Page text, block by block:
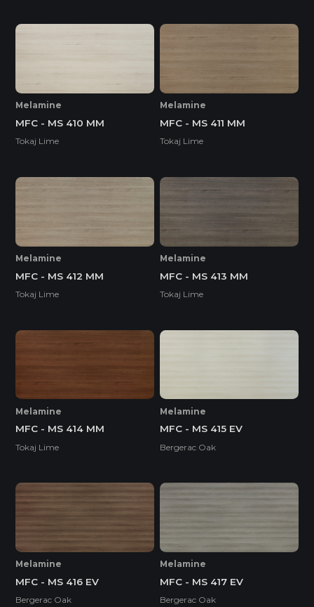
Melamine
MFC - MS 410 MM
Tokaj Lime
Melamine
MFC - MS 411 MM
Tokaj Lime
Melamine
MFC - MS 412 MM
Tokaj Lime
Melamine
MFC - MS 413 MM
Tokaj Lime
Melamine
MFC - MS 414 MM
Tokaj Lime
Melamine
MFC - MS 415 EV
Bergerac Oak
Melamine
MFC - MS 416 EV
Bergerac Oak
Melamine
MFC - MS 417 EV
Bergerac Oak